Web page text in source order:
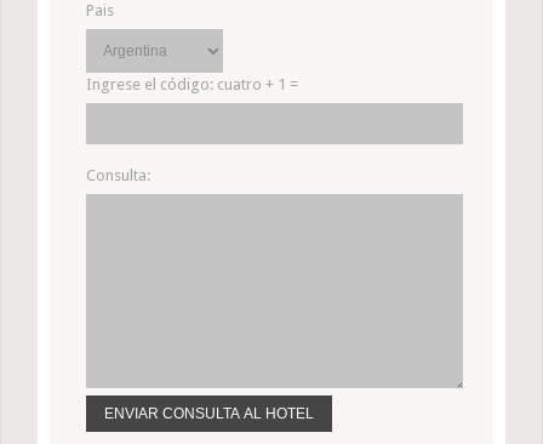
Pais
Ingrese el código: cuatro + 1 =
Consulta: